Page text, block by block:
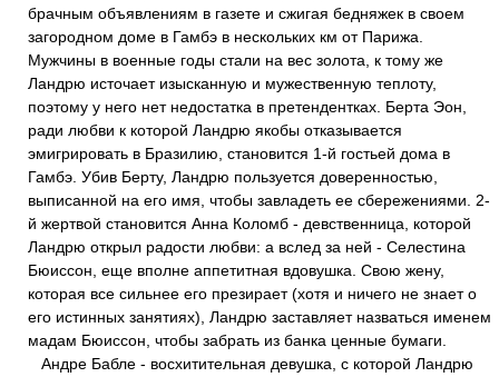
брачным объявлениям в газете и сжигая бедняжек в своем
загородном доме в Гамбэ в нескольких км от Парижа.
Мужчины в военные годы стали на вес золота, к тому же
Ландрю источает изысканную и мужественную теплоту,
поэтому у него нет недостатка в претендентках. Берта Эон,
ради любви к которой Ландрю якобы отказывается
эмигрировать в Бразилию, становится 1-й гостьей дома в
Гамбэ. Убив Берту, Ландрю пользуется доверенностью,
выписанной на его имя, чтобы завладеть ее сбережениями. 2-
й жертвой становится Анна Коломб - девственница, которой
Ландрю открыл радости любви: а вслед за ней - Селестина
Бюиссон, еще вполне аппетитная вдовушка. Свою жену,
которая все сильнее его презирает (хотя и ничего не знает о
его истинных занятиях), Ландрю заставляет назваться именем
мадам Бюиссон, чтобы забрать из банка ценные бумаги.
Андре Бабле - восхитительная девушка, с которой Ландрю